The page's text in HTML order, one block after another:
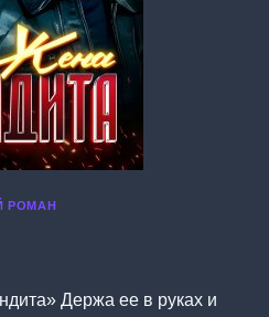
РОМАН
Держа ее в руках и